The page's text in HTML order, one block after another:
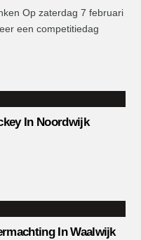
Op zaterdag 7 februari
een competitiedag
In Noordwijk
In Waalwijk